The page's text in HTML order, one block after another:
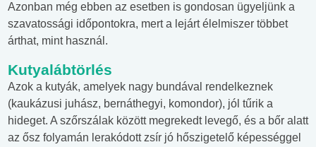
Azonban még ebben az esetben is gondosan ügyeljünk a
szavatossági időpontokra, mert a lejárt élelmiszer többet
árthat, mint használ.
Kutyalábtörlés
Azok a kutyák, amelyek nagy bundával rendelkeznek
(kaukázusi juhász, bernáthegyi, komondor), jól tűrik a
hideget. A szőrszálak között megrekedt levegő, és a bőr alatt
az ősz folyamán lerakódott zsír jó hőszigetelő képességgel